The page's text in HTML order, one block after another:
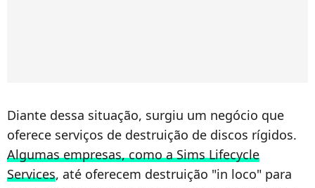
Diante dessa situação, surgiu um negócio que
oferece serviços de destruição de discos rígidos.
Algumas empresas, como a Sims Lifecycle
Services, até oferecem destruição "in loco" para